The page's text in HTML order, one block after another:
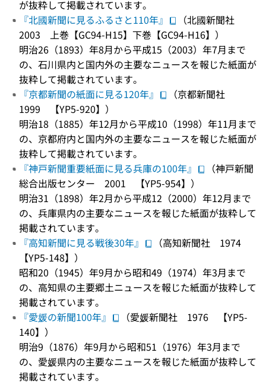
が抜粋して掲載されています。
『北國新聞に見るふるさと110年』
（北國新聞社
2003 上巻【GC94-H15】下巻【GC94-H16】）
明治26（1893）年8月から平成15（2003）年7月まで
の、石川県内と国内外の主要なニュースを報じた紙面が
抜粋して掲載されています。
『京都新聞の紙面に見る120年』
（京都新聞社
1999 【YP5-920】）
明治18（1885）年12月から平成10（1998）年11月まで
の、京都府内と国内外の主要なニュースを報じた紙面が
抜粋して掲載されています。
『神戸新聞重要紙面に見る兵庫の100年』
（神戸新聞
総合出版センター 2001 【YP5-954】）
明治31（1898）年2月から平成12（2000）年12月まで
の、兵庫県内の主要なニュースを報じた紙面が抜粋して
掲載されています。
『高知新聞に見る戦後30年』
（高知新聞社 1974
【YP5-148】）
昭和20（1945）年9月から昭和49（1974）年3月まで
の、高知県の主要郷土ニュースを報じた紙面が抜粋して
掲載されています。
『愛媛の新聞100年』
（愛媛新聞社 1976 【YP5-
140】）
明治9（1876）年9月から昭和51（1976）年3月まで
の、愛媛県内の主要なニュースを報じた紙面が抜粋して
掲載されています。